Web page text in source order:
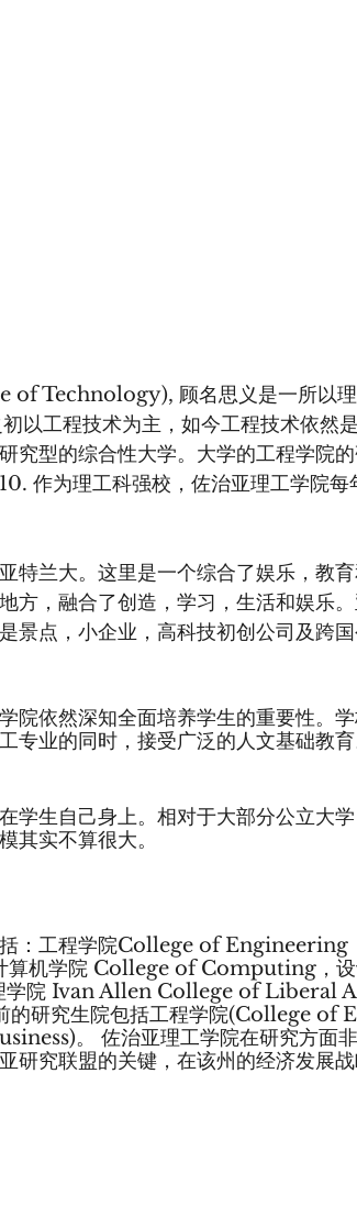
Technology), 顾名思义是一所以理
以工程技术为主，如今工程技术依然
究型的综合性大学。大学的工程学院
作为理工科强校，佐治亚理工学院每
特兰大。这里是一个综合了娱乐，教
方，融合了创造，学习，生活和娱乐
景点，小企业，高科技初创公司及跨
院依然深知全面培养学生的重要性。
专业的同时，接受广泛的人文基础教
学生自己身上。相对于大部分公立大
其实不算很大。
：工程学院College of Engineering
机学院 College of Computing，设
学院 Ivan Allen College of Liberal
的研究生院包括工程学院(College of
。 佐治亚理工学院在研究方面
研究联盟的关键，在该州的经济发展